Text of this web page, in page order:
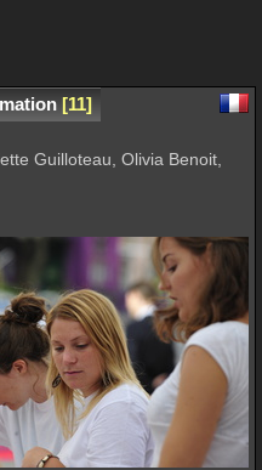
11
Guilloteau, Olivia Benoit,